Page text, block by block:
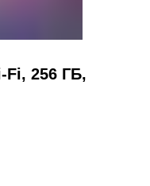
Fi, 256 ГБ,